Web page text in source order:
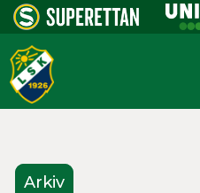
Arkiv